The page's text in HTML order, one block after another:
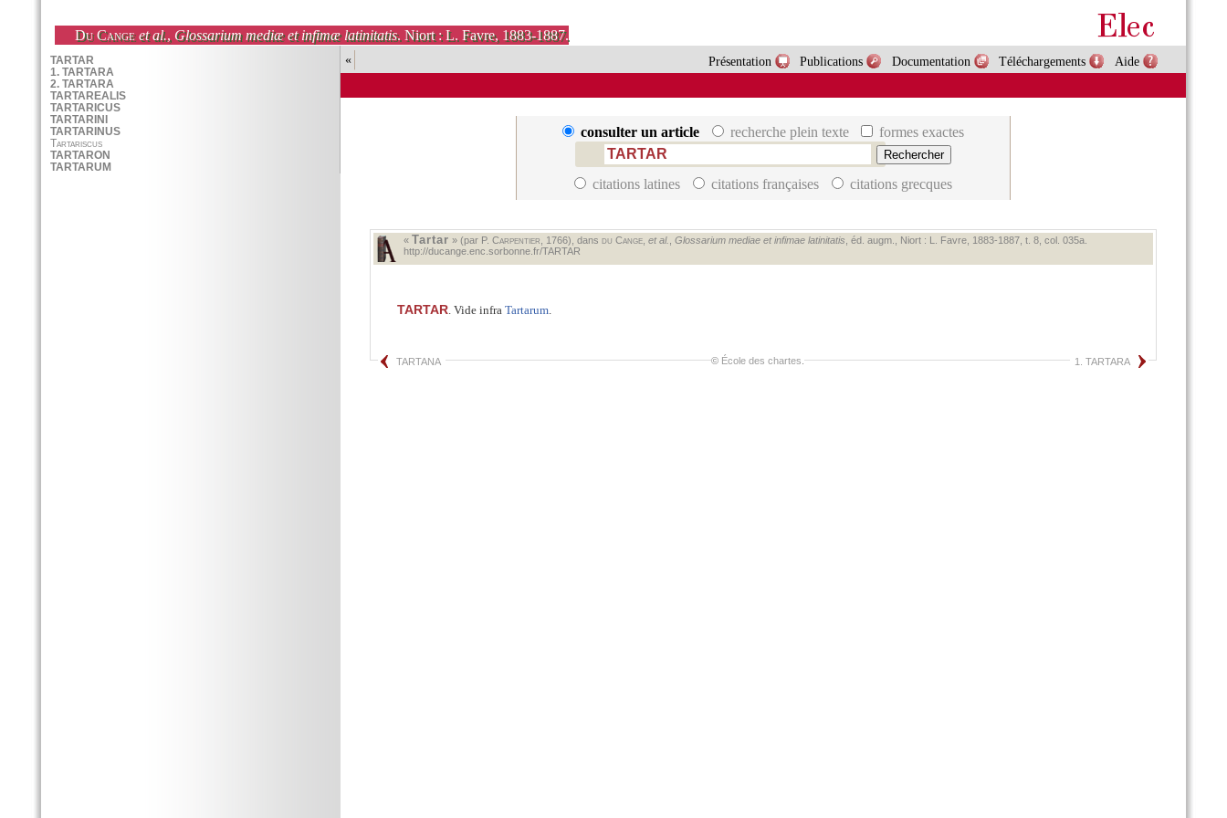
Du Cange et al., Glossarium mediæ et infimæ latinitatis. Niort : L. Favre, 1883-1887.
« Aide
Téléchargements
Documentation
Publications
Présentation
consulter un article recherche plein texte formes exactes
citations latines citations françaises citations grecques
« Tartar » (par P. Carpentier , 1766), dans du Cange, et al. Glossarium mediae et infimae latinitatis , éd. augm., Niort : L. Favre, 1883‑1887, t. 8, col. 035a.
http://ducange.enc.sorbonne.fr/TARTAR
TARTAR. Vide infra Tartarum.
TARTANA 1. TARTARA
© École des chartes